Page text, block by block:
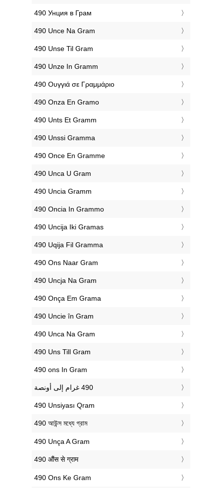
‎490 Унция в Грам
‎490 Unce Na Gram
‎490 Unse Til Gram
‎490 Unze In Gramm
‎490 Ουγγιά σε Γραμμάριο
‎490 Onza En Gramo
‎490 Unts Et Gramm
‎490 Unssi Gramma
‎490 Once En Gramme
‎490 Unca U Gram
‎490 Uncia Gramm
‎490 Oncia In Grammo
‎490 Uncija Iki Gramas
‎490 Uqija Fil Gramma
‎490 Ons Naar Gram
‎490 Uncja Na Gram
‎490 Onça Em Grama
‎490 Uncie în Gram
‎490 Unca Na Gram
‎490 Uns Till Gram
‎490 ons In Gram
‎490 Unsiyası Qram
‎490 আউন্স মধ্যে গ্রাম
‎490 Unça A Gram
‎490 औंस से ग्राम
‎490 Ons Ke Gram